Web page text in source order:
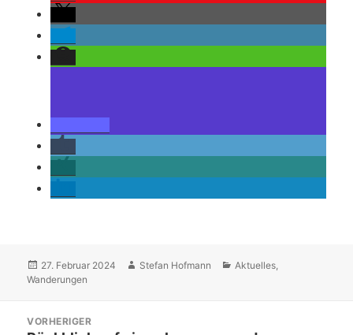
Veröffentlicht
am
27. Februar 2024 Autor
Stefan Hofmann Kategorien
Aktuelles
Wanderungen
VORHERIGER